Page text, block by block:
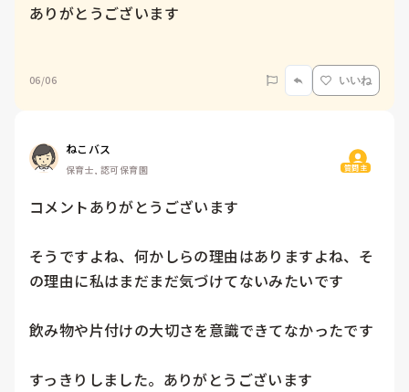
ありがとうございます
06/06 いいね
ねこバス
保育士, 認可保育園 質問主
コメントありがとうございます
そうですよね、何かしらの理由はありますよね、そ
の理由に私はまだまだ気づけてないみたいです
飲み物や片付けの大切さを意識できてなかったです
すっきりしました。ありがとうございます